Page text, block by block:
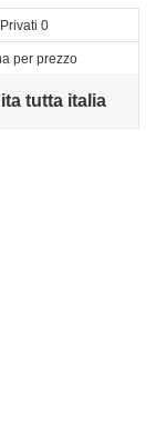
Privati 0
per prezzo
tutta italia